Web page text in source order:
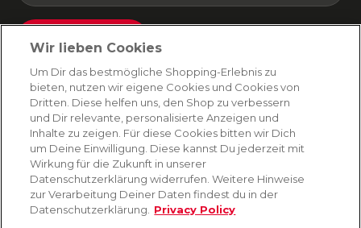
Absenden
Du kannst dich jederzeit von unserem Newsletter abmelden. Indem du fortfährst, stimmst
du unseren E-Mail-Bedingungenund Datenschutzbestimmungen zu
AMORANA
MARKEN
Wir lieben Cookies
Um Dir das bestmögliche Shopping-Erlebnis zu
bieten, nutzen wir eigene Cookies und Cookies von
Dritten. Diese helfen uns, den Shop zu verbessern
und Dir relevante, personalisierte Anzeigen und
Inhalte zu zeigen. Für diese Cookies bitten wir Dich
um Deine Einwilligung. Diese kannst Du jederzeit mit
Wirkung für die Zukunft in unserer
Datenschutzerklärung widerrufen. Weitere Hinweise
zur Verarbeitung Deiner Daten findest du in der
Datenschutzerklärung.
Privacy Policy